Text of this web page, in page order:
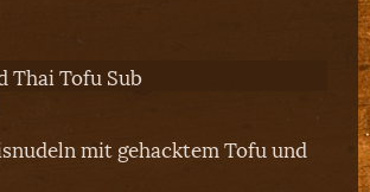
Thai Tofu Sub
mit gehacktem Tofu und